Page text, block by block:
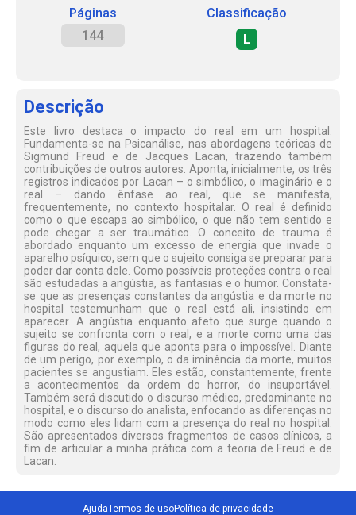
Páginas
144
Classificação
L
Descrição
Este livro destaca o impacto do real em um hospital.
Fundamenta-se na Psicanálise, nas abordagens teóricas de
Sigmund Freud e de Jacques Lacan, trazendo também
contribuições de outros autores. Aponta, inicialmente, os três
registros indicados por Lacan – o simbólico, o imaginário e o
real – dando ênfase ao real, que se manifesta,
frequentemente, no contexto hospitalar. O real é definido
como o que escapa ao simbólico, o que não tem sentido e
pode chegar a ser traumático. O conceito de trauma é
abordado enquanto um excesso de energia que invade o
aparelho psíquico, sem que o sujeito consiga se preparar para
poder dar conta dele. Como possíveis proteções contra o real
são estudadas a angústia, as fantasias e o humor. Constata-
se que as presenças constantes da angústia e da morte no
hospital testemunham que o real está ali, insistindo em
aparecer. A angústia enquanto afeto que surge quando o
sujeito se confronta com o real, e a morte como uma das
figuras do real, aquela que aponta para o impossível. Diante
de um perigo, por exemplo, o da iminência da morte, muitos
pacientes se angustiam. Eles estão, constantemente, frente
a acontecimentos da ordem do horror, do insuportável.
Também será discutido o discurso médico, predominante no
hospital, e o discurso do analista, enfocando as diferenças no
modo como eles lidam com a presença do real no hospital.
São apresentados diversos fragmentos de casos clínicos, a
fim de articular a minha prática com a teoria de Freud e de
Lacan.
AjudaTermos de usoPolítica de privacidade